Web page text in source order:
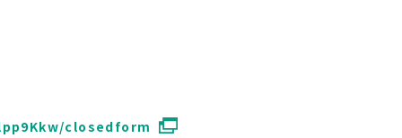
closedform